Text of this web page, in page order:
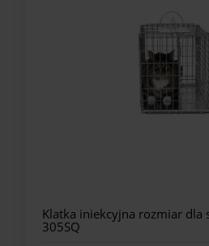
Klatka iniekcyjna rozmiar dla
305SQ